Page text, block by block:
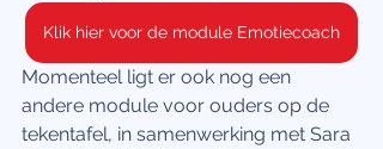
Klik hier voor de module Emotiecoach
Momenteel ligt er ook nog een
andere module voor ouders op de
tekentafel, in samenwerking met Sara